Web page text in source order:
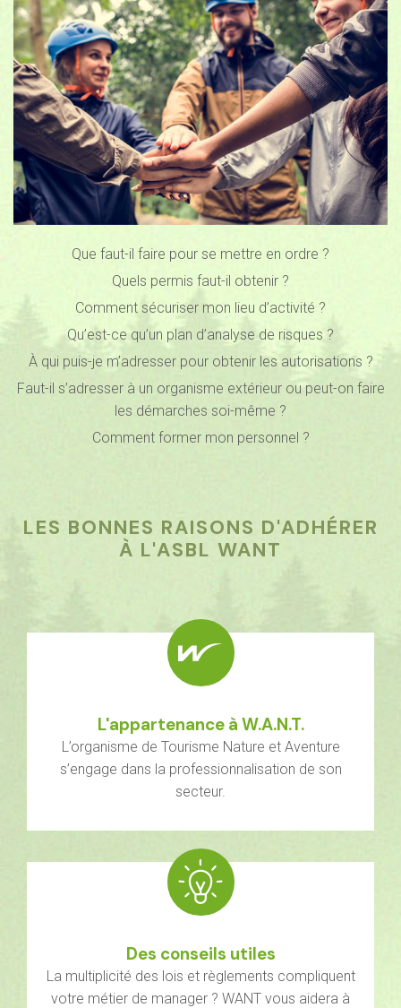
Que faut-il faire pour se mettre en ordre ?
Quels permis faut-il obtenir ?
Comment sécuriser mon lieu d’activité ?
Qu’est-ce qu’un plan d’analyse de risques ?
À qui puis-je m’adresser pour obtenir les autorisations ?
Faut-il s’adresser à un organisme extérieur ou peut-on faire
les démarches soi-même ?
Comment former mon personnel ?
LES BONNES RAISONS D'ADHÉRER
À L'ASBL WANT
L'appartenance à W.A.N.T.
L’organisme de Tourisme Nature et Aventure
s’engage dans la professionnalisation de son
secteur.
Des conseils utiles
La multiplicité des lois et règlements compliquent
votre métier de manager ? WANT vous aidera à